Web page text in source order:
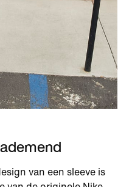
van een sleeve is